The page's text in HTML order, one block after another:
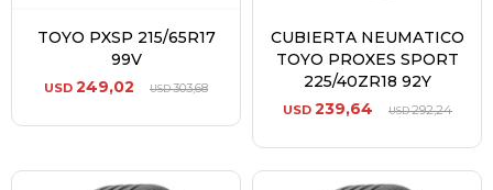
TOYO PXSP 215/65R17
99V
USD 249,02 USD303,68
CUBIERTA NEUMATICO
TOYO PROXES SPORT
225/40ZR18 92Y
USD 239,64 USD292,24